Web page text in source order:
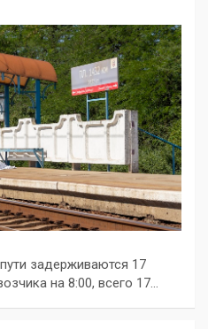
задерживаются 17
на 8:00, всего 17…